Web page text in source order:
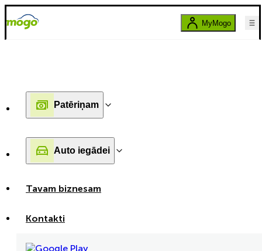
MyMogo
Patēriņam
Auto iegādei
Tavam biznesam
Kontakti